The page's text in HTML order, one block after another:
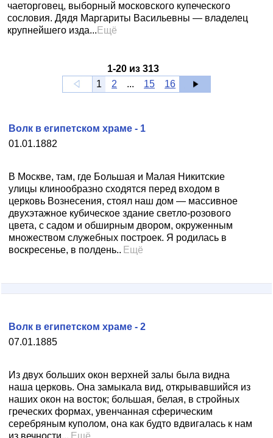
чаеторговец, выборный московского купеческого
сословия. Дядя Маргариты Васильевны — владелец
крупнейшего изда... Ещё
1-20 из313
1
2 ... 15 16
01.01.1882
Волк в египетском храме - 1
В Москве, там, где Большая и Малая Никитские
улицы клинообразно сходятся перед входом в
церковь Вознесения, стоял наш дом — массивное
двухэтажное кубическое здание светло-розового
цвета, с садом и обширным двором, окруженным
множеством служебных построек. Я родилась в
воскресенье, в полдень.. Ещё
07.01.1885
Волк в египетском храме - 2
Из двух больших окон верхней залы была видна
наша церковь. Она замыкала вид, открывавшийся из
наших окон на восток; большая, белая, в стройных
греческих формах, увенчанная сферическим
серебряным куполом, она как будто вдвигалась к нам
из вечности... Ещё